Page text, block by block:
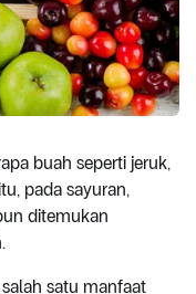
buah seperti jeruk,
pada sayuran,
ditemukan
satu manfaat